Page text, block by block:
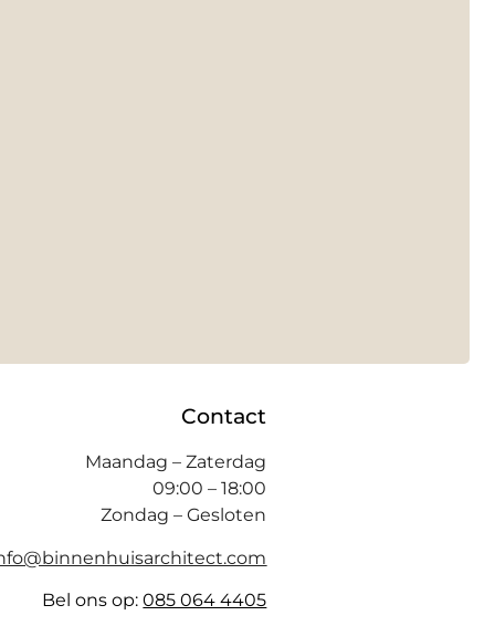
Contact
Maandag – Zaterdag
09:00 – 18:00
Zondag – Gesloten
Bel ons op:085 064 4405